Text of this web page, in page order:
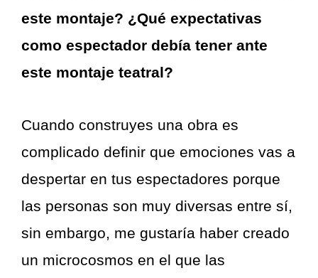
este montaje? ¿Qué expectativas
como espectador debía tener ante
este montaje teatral?
Cuando construyes una obra es
complicado definir que emociones vas a
despertar en tus espectadores porque
las personas son muy diversas entre sí,
sin embargo, me gustaría haber creado
un microcosmos en el que las